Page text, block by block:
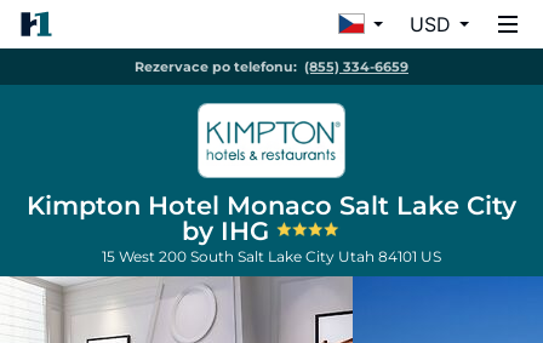
USD
Rezervace po telefonu: (855) 334-6659
Kimpton Hotel Monaco Salt Lake City
by IHG
15 West 200 South Salt Lake City Utah 84101 US